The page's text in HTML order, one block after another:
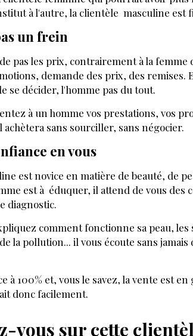
Déjà abonné ? Se connecter
Accédez à tous nos articles et
Soyez informé en avant-première
Bénéficiez de tarifs préférentiels sur
autour de soins pour les hommes
aux hommes ?